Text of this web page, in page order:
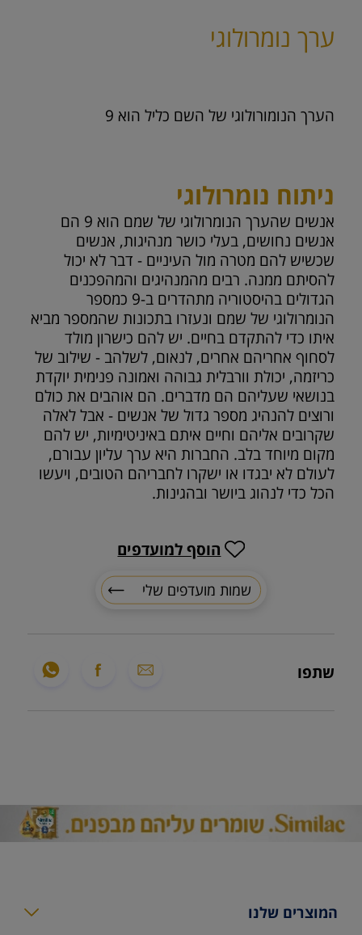
ערך נומרולוגי
הערך הנומורולוגי של השם כליל הוא 9
ניתוח נומרולוגי
אנשים שהערך הנומרולוגי של שמם הוא 9 הם
אנשים נחושים, בעלי כושר מנהיגות, אנשים
שכשיש להם מטרה מול העיניים - דבר לא יכול
להסיתם ממנה. רבים מהמנהיגים והמהפכנים
הגדולים בהיסטוריה מתהדרים ב-9 כמספר
הנומרולוגי של שמם ונעזרו בתכונות שהמספר מביא
איתו כדי להתקדם בחיים. יש להם כישרון מולד
לסחוף אחריהם אחרים, לנאום, לשלהב - שילוב של
כריזמה, יכולת וורבלית גבוהה ואמונה פנימית יוקדת
בנושאי שעליהם הם מדברים. הם אוהבים את כולם
ורוצים להנהיג מספר גדול של אנשים - אבל לאלה
שקרובים אליהם וחיים איתם באיניטימיות, יש להם
מקום מיוחד בלב. החברות היא ערך עליון עבורם,
לעולם לא יבגדו או ישקרו לחבריהם הטובים, ויעשו
הכל כדי לנהוג ביושר ובהגינות.
שתפו
שמות מועדפים שלי
הוסף למועדפים
המוצרים שלנו